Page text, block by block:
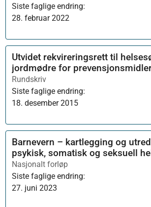
Siste faglige endring:
28. februar 2022
Utvidet rekvireringsrett til
jordmødre for
Rundskriv
Siste faglige endring:
18. desember 2015
Barnevern – kartlegging og
psykisk, somatisk og seksuell
tannhelse og rus
Nasjonalt forløp
Siste faglige endring:
27. juni 2023